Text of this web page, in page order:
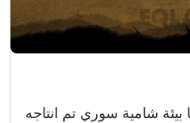
شامية سوري تم انتاجه